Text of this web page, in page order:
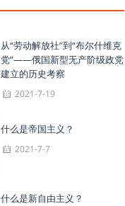
从“劳动解放社”到“布尔什维克
党”——俄国新型无产阶级政党
建立的历史考察
2021-7-19
什么是帝国主义？
2021-7-7
什么是新自由主义？